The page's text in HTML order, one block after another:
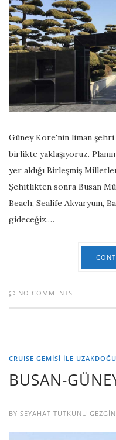
Güney Kore'nin liman şehri
birlikte yaklaşıyoruz.
yer aldığı Birleşmiş
Şehitlikten sonra Busan
Beach, Sealife Akvaryum,
gideceğiz.…
NO COMMENTS
CRUISE GEMİSİ İLE UZAKDOĞU
BUSAN-
BY SEYAHAT TUTKUNU